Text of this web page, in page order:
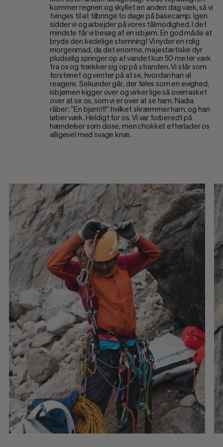
kommer regnen og skyllet en anden dag væk, så vi
tvinges til at tilbringe to dage på basecamp. Igen
sidder vi og arbejder på vores tålmodighed. I det
mindste får vi besøg af en isbjørn. En god måde at
bryde den kedelige stemning! Vi nyder en rolig
morgenmad, da det enorme, majestætiske dyr
pludselig springer op af vandet kun 50 meter væk
fra os og trækker sig op på stranden. Vi står som
forstenet og venter på at se, hvordan han vil
reagere. Sekunder går, der føles som en evighed,
isbjørnen kigger over og virker lige så overrasket
over at se os, som vi er over at se ham. Nadia
råber: "En bjørn!!!" hvilket skræmmer ham, og han
løber væk. Heldigt for os. Vi var forberedt på
hændelser som disse, men chokket efterlader os
alligevel med svage knæ.